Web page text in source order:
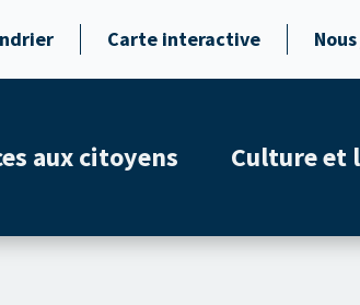
Carte interactive
aux citoyens Culture et